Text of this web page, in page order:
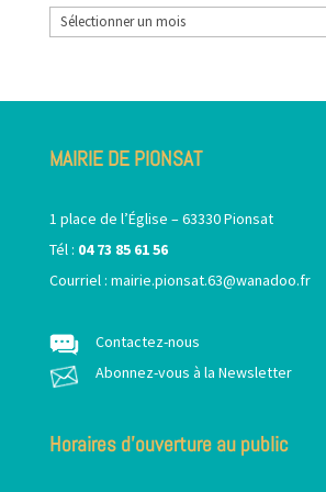
Archives
MAIRIE DE PIONSAT
1 place de l’Église – 63330 Pionsat
Tél : 04 73 85 61 56
Courriel : mairie.pionsat.63@wanadoo.fr
Contactez-nous
Abonnez-vous à la Newsletter
Horaires d’ouverture au public